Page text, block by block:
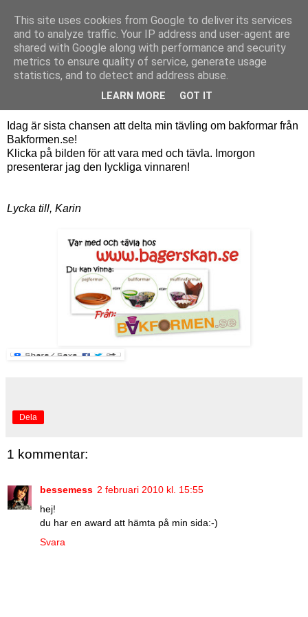
Bagerskan
måndag 1 februari 2010
Sista chansen!
Idag är sista chansen att delta min tävling om bakformar från
Bakformen.se!
Klicka på bilden för att vara med och tävla. Imorgon
presenterar jag den lyckliga vinnaren!
Lycka till, Karin
Dela
1 kommentar:
bessemess 2 februari 2010 kl. 15:55
hej!
du har en award att hämta på min sida:-)
Svara
This site uses cookies from Google to deliver its services
and to analyze traffic. Your IP address and user-agent are
shared with Google along with performance and security
metrics to ensure quality of service, generate usage
statistics, and to detect and address abuse.
LEARN MORE GOT IT